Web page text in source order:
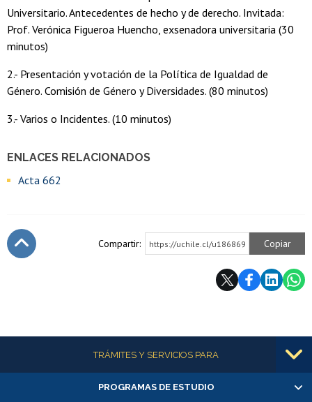
ENLACES RELACIONADOS
Acta 662
Universitario. Antecedentes de hecho y de derecho. Invitada:
Prof. Verónica Figueroa Huencho, exsenadora universitaria (30
minutos)
2.- Presentación y votación de la Política de Igualdad de
Género. Comisión de Género y Diversidades. (80 minutos)
3.- Varios o Incidentes. (10 minutos)
Compartir: https://uchile.cl/u186869 Copiar
Más informaciónTRÁMITES Y SERVICIOS PARA
Alumnas/os y exalumnas/os
PROGRAMAS DE ESTUDIO